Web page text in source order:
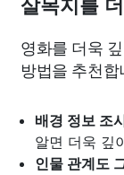
살목지를
영화를 더욱
방법을 추천합
배경 정보 조
알면 더욱 깊
인물 관계도